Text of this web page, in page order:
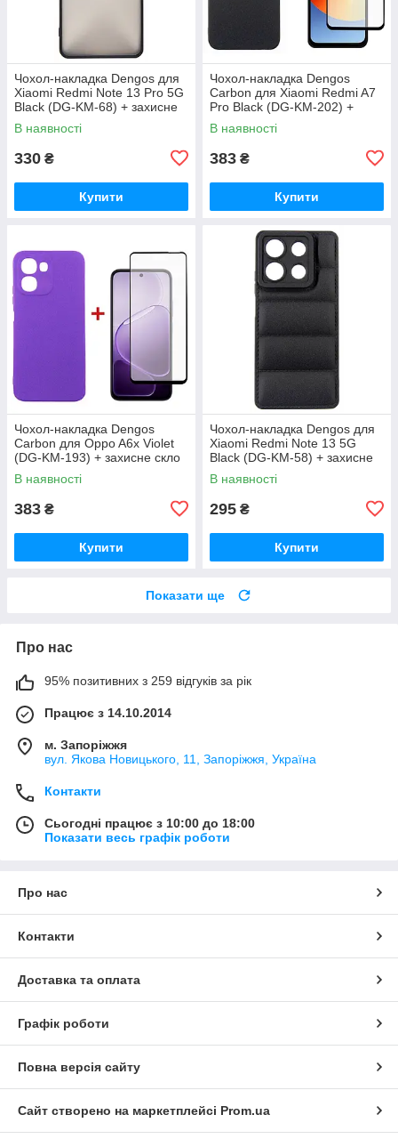
Чохол-накладка Dengos для
Xiaomi Redmi Note 13 Pro 5G
Black (DG-KM-68) + захисне
скло
В наявності
330 ₴
Купити
Чохол-накладка Dengos
Carbon для Xiaomi Redmi A7
Pro Black (DG-KM-202) +
захисне скло
В наявності
383 ₴
Купити
Чохол-накладка Dengos
Carbon для Oppo A6x Violet
(DG-KM-193) + захисне скло
В наявності
383 ₴
Купити
Чохол-накладка Dengos для
Xiaomi Redmi Note 13 5G
Black (DG-KM-58) + захисне
скло
В наявності
295 ₴
Купити
Показати ще
Про нас
95% позитивних з 259 відгуків за рік
Працює з 14.10.2014
м. Запоріжжя
вул. Якова Новицького, 11, Запоріжжя, Україна
Контакти
Сьогодні працює з 10:00 до 18:00
Показати весь графік роботи
Про нас
Контакти
Доставка та оплата
Графік роботи
Повна версія сайту
Сайт створено на маркетплейсі Prom.ua